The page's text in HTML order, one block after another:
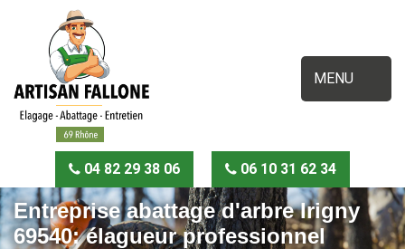
MENU
04 82 29 38 06 06 10 31 62 34
Entreprise abattage d'arbre Irigny
69540: élagueur professionnel